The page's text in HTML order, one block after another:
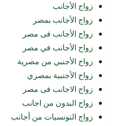
زواج الأجانب
زواج الأجانب بمصر
زواج الأجانب فى مصر
زواج الأجانب في مصر
زواج الأجنبي من مصرية
زواج الأجنبية بمصري
زواج الاجانب فى مصر
زواج البدون من اجانب
زواج التونسيات من أجانب